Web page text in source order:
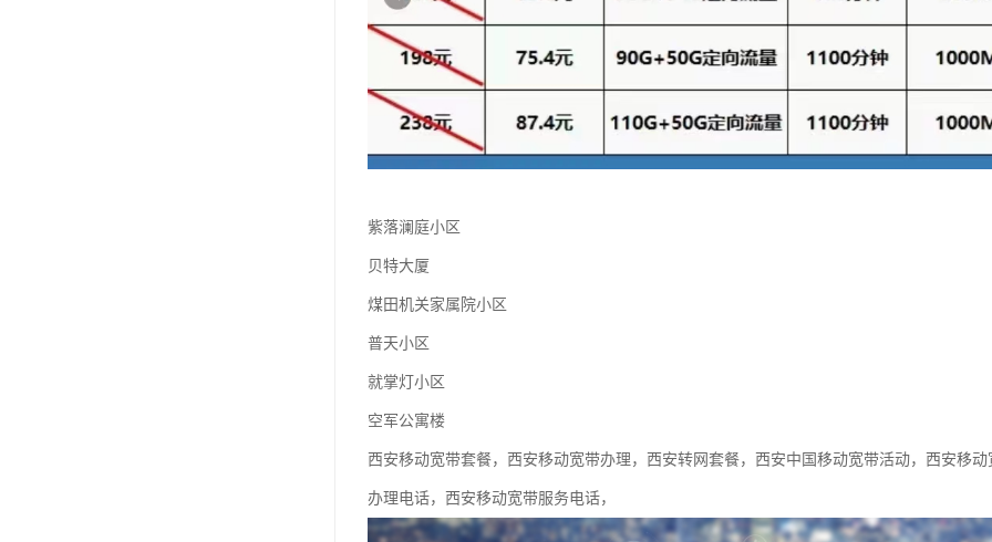
紫落澜庭小区
贝特大厦
煤田机关家属院小区
普天小区
就掌灯小区
空军公寓楼
西安移动宽带套餐，西安移动宽带办理，西安转网套餐，西安中国移动宽带活动，西安移
办理电话，西安移动宽带服务电话，